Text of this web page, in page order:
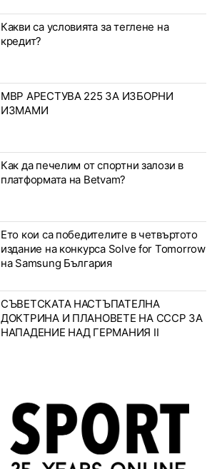
Какви са условията за теглене на
кредит?
МВР АРЕСТУВА 225 ЗА ИЗБОРНИ
ИЗМАМИ
Как да печелим от спортни залози в
платформата на Betvam?
Ето кои са победителите в четвъртото
издание на конкурса Solve for Tomorrow
на Samsung България
СЪВЕТСКАТА НАСТЪПАТЕЛНА
ДОКТРИНА И ПЛАНОВЕТЕ НА СССР ЗА
НАПАДЕНИЕ НАД ГЕРМАНИЯ II